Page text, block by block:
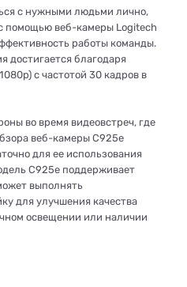
с нужными людьми лично,
помощью веб-камеры Logitech
работы команды.
достигается благодаря
с частотой 30 кадров в
во время видеовстреч, где
веб-камеры C925e
для ее использования
C925e поддерживает
выполнять
для улучшения качества
освещении или наличии